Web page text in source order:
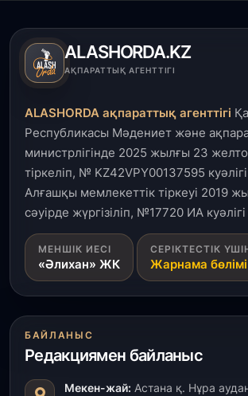
ALASHORDA.KZ
АҚПАРАТТЫҚ АГЕНТТІГІ
ALASHORDA ақпараттық агенттігі
Республикасы Мәдениет және
министрлігінде 2025 жылғы 23
тіркеліп, № KZ42VPY00137595 куәлігі
Алғашқы мемлекеттік тіркеуі 2019
сәуірде жүргізіліп, №17720 ИА
МЕНШІК ИЕСІ
«Әлихан» ЖК
СЕРІКТЕСТІК
Жарнама бөлімі
БАЙЛАНЫС
Редакциямен байланыс
Мекен-жай: Астана қ. Нұра